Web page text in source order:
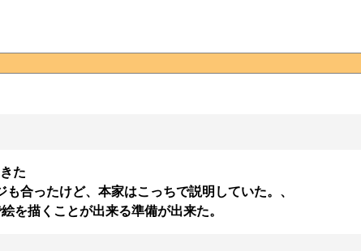
た
合ったけど、本家はこっちで説明していた。、
を描くことが出来る準備が出来た。